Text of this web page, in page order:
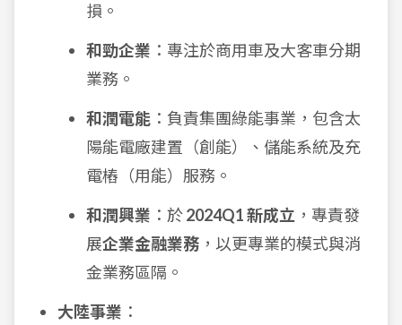
損。
和勁企業 ：專注於商用車及大客車分期
業務。
和潤電能 ：負責集團綠能事業，包含太
陽能電廠建置（創能）、儲能系統及充
電樁（用能）服務。
和潤興業 ：於2024Q1 新成立 ，專責發
展企業金融業務 ，以更專業的模式與消
金業務區隔。
大陸事業 ：